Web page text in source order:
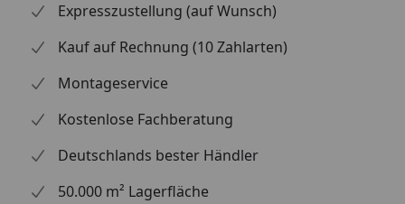
Expresszustellung (auf Wunsch)
Kauf auf Rechnung (10 Zahlarten)
Montageservice
Kostenlose Fachberatung
Deutschlands bester Händler
50.000 m² Lagerfläche